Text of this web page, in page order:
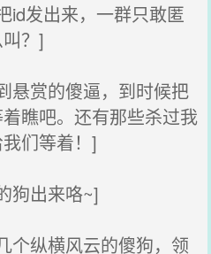
发出来，一群只敢匿
？]
赏的傻逼，到时候把
瞧吧。还有那些杀过我
们等着！]
狗出来咯~]
纵横风云的傻狗，领